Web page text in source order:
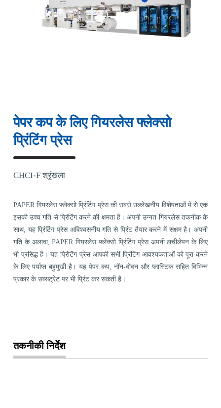
पेपर कप के लिए गियरलेस फ्लेक्सो
प्रिंटिंग प्रेस
CHCI-F श्रृंखला
PAPER गियरलेस फ्लेक्सो प्रिंटिंग प्रेस की सबसे उल्लेखनीय विशेषताओं में से एक
इसकी उच्च गति से प्रिंटिंग करने की क्षमता है। अपनी उन्नत गियरलेस तकनीक के
साथ, यह प्रिंटिंग प्रेस अविश्वसनीय गति से प्रिंट तैयार करने में सक्षम है। अपनी
गति के अलावा, PAPER गियरलेस फ्लेक्सो प्रिंटिंग प्रेस अपनी लचीलेपन के लिए
भी प्रसिद्ध है। यह प्रिंटिंग प्रेस आपकी सभी प्रिंटिंग आवश्यकताओं को पूरा करने
के लिए पर्याप्त बहुमुखी है। यह पेपर कप, नॉन-वोवन और प्लास्टिक सहित विभिन्न
प्रकार के सब्सट्रेट पर भी प्रिंट कर सकती है।
तकनीकी निर्देश